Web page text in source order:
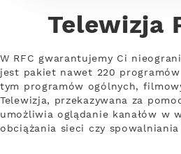
Telewizja
W RFC gwarantujemy Ci
jest pakiet nawet 220
tym programów ogólnych,
Telewizja, przekazywana za
umożliwia oglądanie kanałów w
obciążania sieci czy